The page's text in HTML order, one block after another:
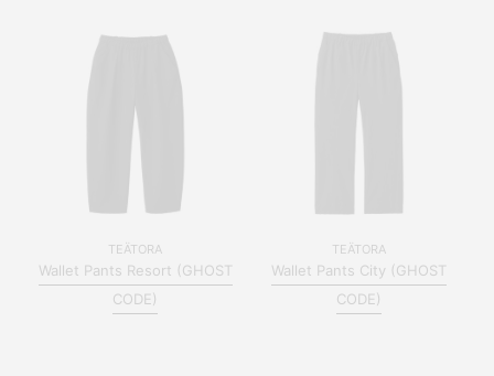
TEÄTORA
Wallet Pants Resort (GHOST
CODE)
TEÄTORA
Wallet Pants City (GHOST
CODE)